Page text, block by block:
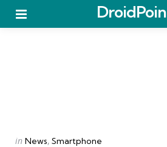
DroidPoin
Categories
Posted
in News Smartphone